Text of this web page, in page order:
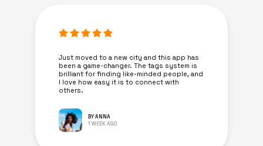
Just moved to a new city and this app has
been a game-changer. The tags system is
brilliant for finding like-minded people, and
I love how easy it is to connect with
others.
BY ANNA
1 WEEK AGO